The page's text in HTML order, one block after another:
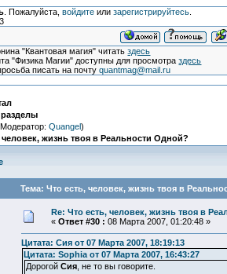
. Пожалуйста, войдитеили зарегистрируйтесь.
"Квантовая магия" читатьздесь
"Физика Магии" доступны для просмотраздесь
писать на почтуquantmag@mail.ru
разделы
Quangel)
человек, жизнь твоя в Реальности Одной?
Тема: Что есть, человек, жизнь твоя в
Re: Что есть, человек, жизнь твоя в
« Ответ #30 : 08 Марта 2007, 01:20:48 »
Цитата: Сия от 07 Марта 2007, 18:19:13
Цитата: Sophia от 07 Марта 2007, 16:43:27
Дорогой Сия, не то вы говорите.